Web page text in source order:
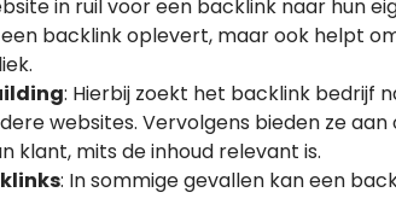
in ruil voor een backlink naar hun
backlink oplevert, maar ook helpt
: Hierbij zoekt het backlink bedrijf
websites. Vervolgens bieden ze
klant, mits de inhoud relevant is.
: In sommige gevallen kan een